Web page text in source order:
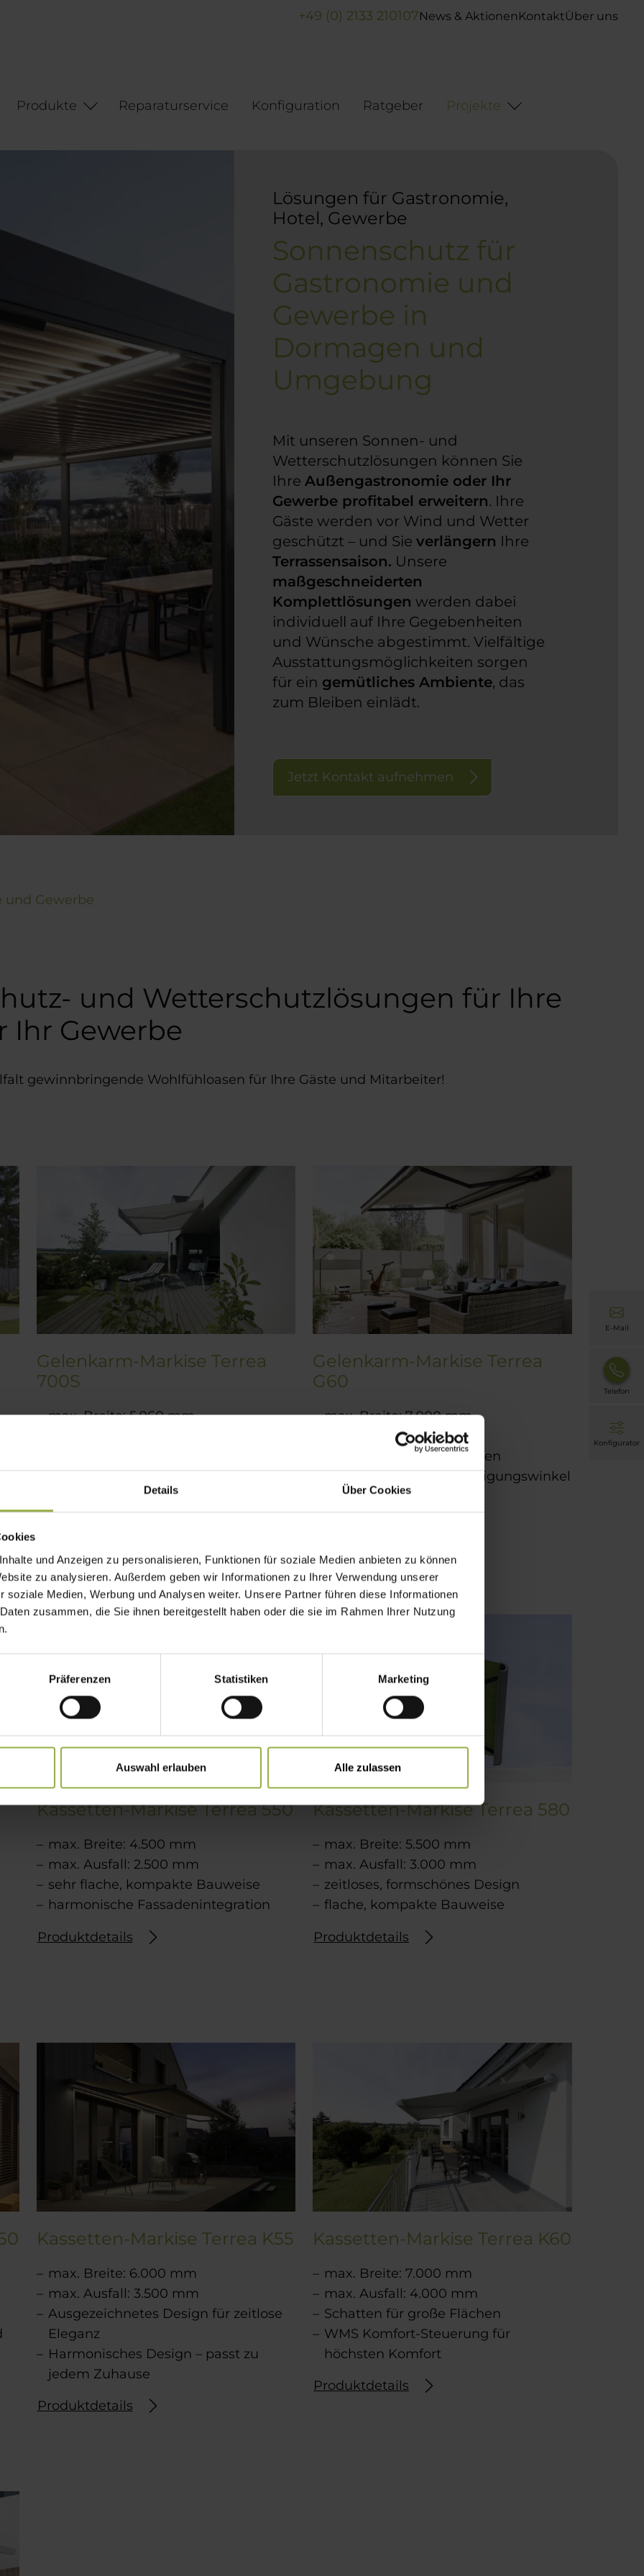
Details Über Cookies
und Anzeigen zu personalisieren, Funktionen für soziale Medien anbieten zu können
zu analysieren. Außerdem geben wir Informationen zu Ihrer Verwendung unserer
soziale Medien, Werbung und Analysen weiter. Unsere Partner führen diese Informationen
zusammen, die Sie ihnen bereitgestellt haben oder die sie im Rahmen Ihrer Nutzung
Präferenzen Statistiken Marketing
Auswahl erlauben Alle zulassen
+49 (0) 2133 210107News & Aktionen KontaktÜber uns
Produkte
Reparaturservice Konfiguration Ratgeber Projekte
und Gewerbe
Lösungen für Gastronomie,
Hotel, Gewerbe
Sonnenschutz für
Gastronomie und
Gewerbe in
Dormagen und
Umgebung
Mit unseren Sonnen- und
Wetterschutzlösungen können Sie
IhreAußengastronomie oder Ihr
Gewerbe profitabel erweitern. Ihre
Gäste werden vor Wind und Wetter
geschützt – und Sieverlängern Ihre
Terrassensaison. Unsere
maßgeschneiderten
Komplettlösungen werden dabei
individuell auf Ihre Gegebenheiten
und Wünsche abgestimmt. Vielfältige
Ausstattungsmöglichkeiten sorgen
für ein gemütliches Ambiente, das
zum Bleiben einlädt.
Jetzt Kontakt aufnehmen
und Wetterschutzlösungen für Ihre
Ihr Gewerbe
gewinnbringende Wohlfühloasen für Ihre Gäste und Mitarbeiter!
Gelenkarm-Markise Terrea
700S
max. Breite: 5.960 mm
große Dessin-Auswahl
Gelenkarm-Markise Terrea
G60
max. Breite: 7.000 mm
max. Ausfall: 4.000 mm
Schatten für große Flächen
Opt. frei einstellbarer Neigungswinkel
Produktdetails
Kassetten-Markise Terrea 550
max. Breite: 4.500 mm
max. Ausfall: 2.500 mm
sehr flache, kompakte Bauweise
harmonische Fassadenintegration
Produktdetails
Kassetten-Markise Terrea 580
max. Breite: 5.500 mm
max. Ausfall: 3.000 mm
zeitloses, formschönes Design
flache, kompakte Bauweise
Produktdetails
Kassetten-Markise Terrea K55
max. Breite: 6.000 mm
max. Ausfall: 3.500 mm
Ausgezeichnetes Design für zeitlose
Eleganz
Harmonisches Design – passt zu
jedem Zuhause
Produktdetails
Kassetten-Markise Terrea K60
max. Breite: 7.000 mm
max. Ausfall: 4.000 mm
Schatten für große Flächen
WMS Komfort-Steuerung für
höchsten Komfort
Produktdetails
E-Mail
Telefon
Konfigurator